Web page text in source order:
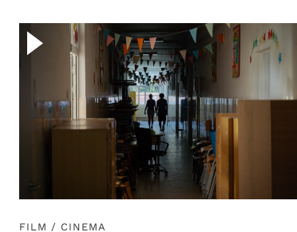
FILM / CINEMA